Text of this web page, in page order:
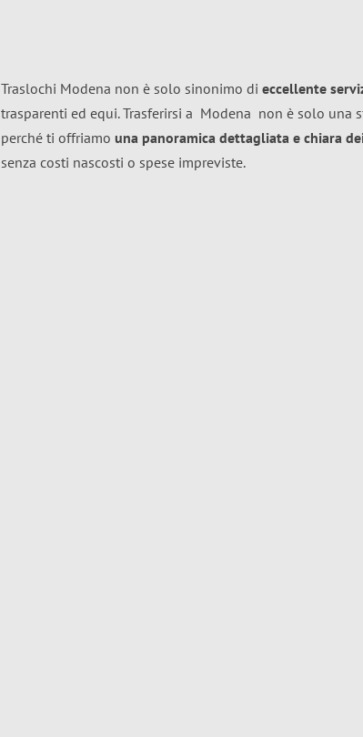
Traslochi Modena non è solo sinonimo di eccellente
trasparenti ed equi. Trasferirsi a Modena non è solo una
perché ti offriamo una panoramica dettagliata e chiara
senza costi nascosti o spese impreviste.